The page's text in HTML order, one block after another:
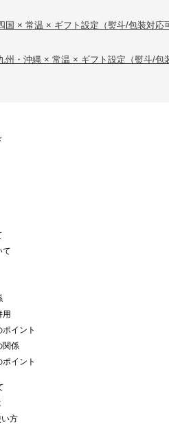
国 × 常温 × ギフト設定（熨斗/包装対応
州・沖縄 × 常温 × ギフト設定（熨斗/包
て
用
イント
関係
イント
方